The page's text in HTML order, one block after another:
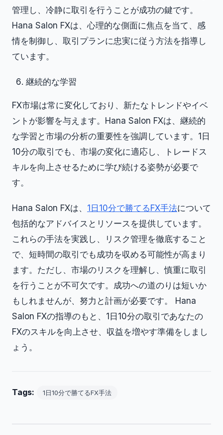
管理し、冷静に取引を行うことが成功の鍵です。
Hana Salon FXは、心理的な側面に焦点を当て、感
情を制御し、取引プランに忠実に従う方法を指導し
ています。
継続的な学習
FX市場は常に変化しており、新たなトレンドやイベ
ントが影響を与えます。Hana Salon FXは、継続的
な学習と市場の分析の重要性を強調しています。1日
10分の取引でも、市場の変化に適応し、トレードス
キルを向上させるために学び続ける姿勢が必要で
す。
Hana Salon FXは、 1日10分で勝てるFX手法について
包括的なアドバイスとリソースを提供しています。
これらの手法を実践し、リスク管理を徹底すること
で、短時間の取引でも成功を収める可能性が高まり
ます。ただし、市場のリスクを理解し、慎重に取引
を行うことが不可欠です。成功への道のりは短いか
もしれませんが、努力と計画が必要です。 Hana
Salon FXの指導のもと、1日10分の取引であなたの
FXのスキルを向上させ、収益を増やす準備をしまし
ょう。
Tags: 1日10分で勝てるFX手法